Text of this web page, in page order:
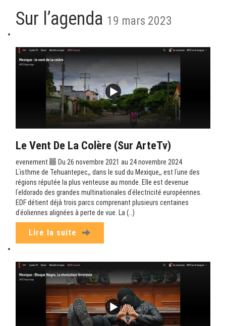
Sur l’agenda 19 mars 2023
Le Vent De La Colère (sur ArteTv)
evenement
Du 26 novembre 2021 au 24 novembre 2024
Lʹisthme de Tehuantepec,, dans le sud du Mexique,, est lʹune des
régions réputée la plus venteuse au monde. Elle est devenue
lʹeldorado des grandes multinationales dʹélectricité européennes.
EDF détient déjà trois parcs comprenant plusieurs centaines
dʹéoliennes alignées à perte de vue. La (…)
Lire la suite